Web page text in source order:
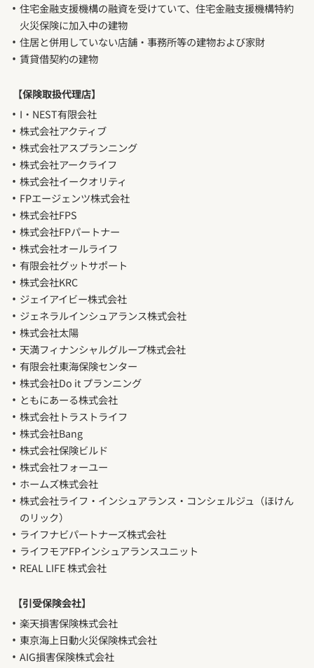
住宅金融支援機構の融資を受けていて、住宅金融支援機構特約
火災保険に加入中の建物
住居と併用していない店舗・事務所等の建物および家財
賃貸借契約の建物
【保険取扱代理店】
I・NEST有限会社
株式会社アクティブ
株式会社アスプランニング
株式会社アークライフ
株式会社イークオリティ
FPエージェンツ株式会社
株式会社FPS
株式会社FPパートナー
株式会社オールライフ
有限会社グットサポート
株式会社KRC
ジェイアイビー株式会社
ジェネラルインシュアランス株式会社
株式会社太陽
天満フィナンシャルグループ株式会社
有限会社東海保険センター
株式会社Do it プランニング
ともにあーる株式会社
株式会社トラストライフ
株式会社Bang
株式会社保険ビルド
株式会社フォーユー
ホームズ株式会社
株式会社ライフ・インシュアランス・コンシェルジュ（ほけん
のリック）
ライフナビパートナーズ株式会社
ライフモアFPインシュアランスユニット
REAL LIFE 株式会社
【引受保険会社】
楽天損害保険株式会社
東京海上日動火災保険株式会社
AIG損害保険株式会社